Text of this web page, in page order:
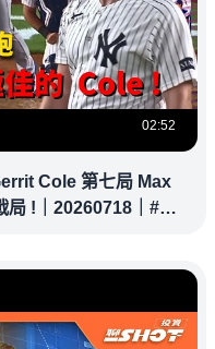
02:52
Cole 第七局 Max
局 !｜20260718｜#洛